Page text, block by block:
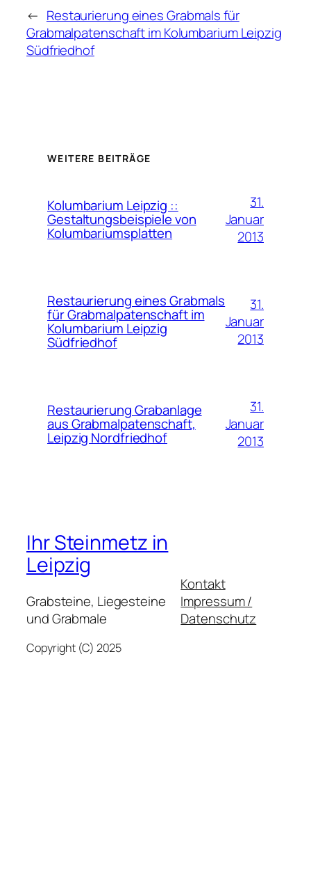
← Restaurierung eines Grabmals für
Grabmalpatenschaft im Kolumbarium Leipzig
Südfriedhof
WEITERE BEITRÄGE
Kolumbarium Leipzig ::
Gestaltungsbeispiele von
Kolumbariumsplatten
31.
Januar
2013
Restaurierung eines Grabmals
für Grabmalpatenschaft im
Kolumbarium Leipzig
Südfriedhof
31.
Januar
2013
Restaurierung Grabanlage
aus Grabmalpatenschaft,
Leipzig Nordfriedhof
31.
Januar
2013
Ihr Steinmetz in
Leipzig
Grabsteine, Liegesteine
und Grabmale
Copyright (C) 2025
Kontakt
Impressum /
Datenschutz